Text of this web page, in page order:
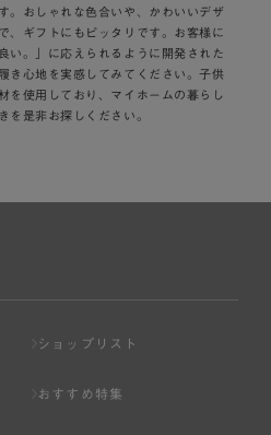
。おしゃれな色合いや、かわいいデザ
、ギフトにもピッタリです。お客様に
い。」に応えられるように開発された
き心地を実感してみてください。子供
を使用しており、マイホームの暮らし
を是非お探しください。
ショップリスト
おすすめ特集